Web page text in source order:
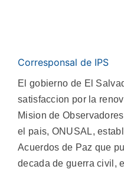
Corresponsal de IPS
El gobierno de El
satisfaccion por la
Mision de
el pais, ONUSAL,
Acuerdos de Paz que
decada de guerra civil,